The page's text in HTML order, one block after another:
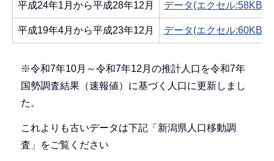
平成24年1月から平成28年12月 データ(エクセル:58KB)
平成19年4月から平成23年12月 データ(エクセル:60KB)
※令和7年10月～令和7年12月の推計人口を令和7年
国勢調査結果（速報値）に基づく人口に更新しまし
た。
これよりも古いデータは下記「新潟県人口移動調
査」をご覧ください